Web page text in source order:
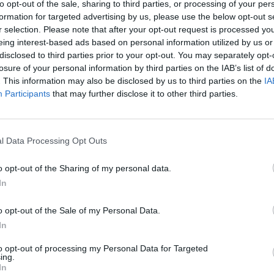
opt-out of the sale, sharing to third parties, or processing of your
for targeted advertising by us, please use the below opt-out
selection. Please note that after your opt-out request is processed
interest-based ads based on personal information utilized by us
to third parties prior to your opt-out. You may separately
of your personal information by third parties on the IAB’s list of
This information may also be disclosed by us to third parties on the
Participants that may further disclose it to other third parties.
Data Processing Opt Outs
opt-out of the Sharing of my personal data.
opt-out of the Sale of my Personal Data.
opt-out of processing my Personal Data for Targeted
mellett egyre nagyobb hangsúly helyeződik a
- derül ki az Eltinga és a WING kutatásából. A
800 ezer négyzetméter irodaterület fejlesztését
helyzet, de a gazdaság talpra állása után a
modern bérirodaterület több, mint ötödével
Váci úti irodafolyosó volt a fejlesztések egyik kiemelt helyszíne,
területek fogyatkozásával a fejlesztők és bérlők egyre inkább
Ennek eredményeképp egyre nagyobb figyelem irányul a
portfolio.hu hírarchívumához tartozik, melynek olvasása